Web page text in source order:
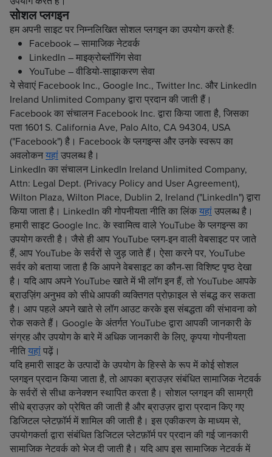
सोशल प्लगइन
हम अपनी साइट पर निम्नलिखित सोशल प्लगइन का उपयोग करते हैं:
Facebook – सामाजिक नेटवर्क
LinkedIn – माइक्रोब्लॉगिंग सेवा
YouTube – वीडियो-साझाकरण सेवा
ये सेवाएं Facebook Inc., Google Inc., Twitter Inc. और LinkedIn
Ireland Unlimited Company द्वारा प्रदान की जाती हैं।
Facebook का संचालन Facebook Inc. द्वारा किया जाता है, जिसका
पता 1601 S. California Ave, Palo Alto, CA 94304, USA
("Facebook") है। Facebook के प्लगइन्स और उनके स्वरूप का
अवलोकनयहांउपलब्ध है।
LinkedIn का संचालन LinkedIn Ireland Unlimited Company,
Attn: Legal Dept. (Privacy Policy and User Agreement),
Wilton Plaza, Wilton Place, Dublin 2, Ireland ("LinkedIn") द्वारा
किया जाता है। LinkedIn की गोपनीयता नीति का लिंकयहांउपलब्ध है।
हमारी साइट Google Inc. के स्वामित्व वाले YouTube के प्लगइन्स का
उपयोग करती है। जैसे ही आप YouTube प्लग-इन वाली वेबसाइट पर जाते
हैं, आप YouTube के सर्वरों से जुड़ जाते हैं। ऐसा करने पर, YouTube
सर्वर को बताया जाता है कि आपने वेबसाइट का कौन-सा विशिष्ट पृष्ठ देखा
है। यदि आप अपने YouTube खाते में भी लॉग इन हैं, तो YouTube आपके
ब्राउज़िंग अनुभव को सीधे आपकी व्यक्तिगत प्रोफ़ाइल से संबद्ध कर सकता
है। आप पहले अपने खाते से लॉग आउट करके इस संबद्धता की संभावना को
रोक सकते हैं। Google के अंतर्गत YouTube द्वारा आपकी जानकारी के
संग्रह और उपयोग के बारे में अधिक जानकारी के लिए, कृपया गोपनीयता
नीतियहांपढ़ें।
यदि हमारी साइट के उत्पादों के उपयोग के हिस्से के रूप में कोई सोशल
प्लगइन प्रदान किया जाता है, तो आपका ब्राउज़र संबंधित सामाजिक नेटवर्क
के सर्वरों से सीधा कनेक्शन स्थापित करता है। सोशल प्लगइन की सामग्री
सीधे ब्राउज़र को प्रेषित की जाती है और ब्राउज़र द्वारा प्रदान किए गए
डिजिटल प्लेटफ़ॉर्म में शामिल की जाती है। इस एकीकरण के माध्यम से,
उपयोगकर्ता द्वारा संबंधित डिजिटल प्लेटफ़ॉर्म पर प्रदान की गई जानकारी
सामाजिक नेटवर्क को भेज दी जाती है। यदि आप इस सामाजिक नेटवर्क में